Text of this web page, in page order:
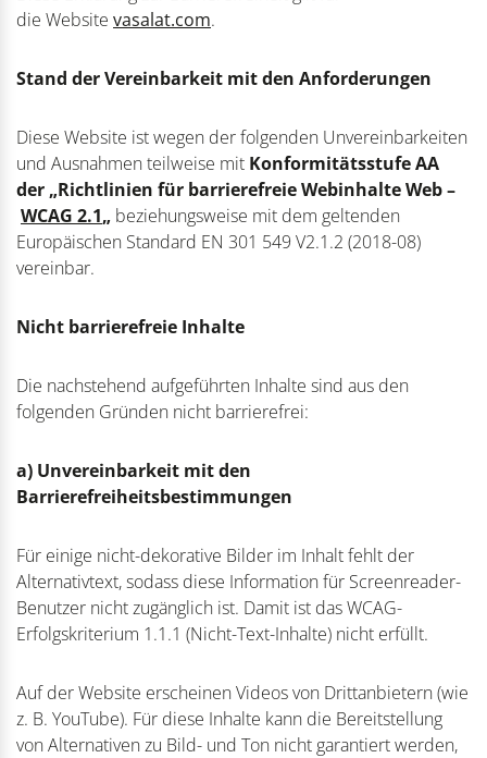
die Website vasalat.com.
Stand der Vereinbarkeit mit den Anforderungen
Diese Website ist wegen der folgenden Unvereinbarkeiten
und Ausnahmen teilweise mit Konformitätsstufe AA
der „Richtlinien für barrierefreie Webinhalte Web –
WCAG 2.1„ beziehungsweise mit dem geltenden
Europäischen Standard EN 301 549 V2.1.2 (2018-08)
vereinbar.
Nicht barrierefreie Inhalte
Die nachstehend aufgeführten Inhalte sind aus den
folgenden Gründen nicht barrierefrei:
a) Unvereinbarkeit mit den
Barrierefreiheitsbestimmungen
Für einige nicht-dekorative Bilder im Inhalt fehlt der
Alternativtext, sodass diese Information für Screenreader-
Benutzer nicht zugänglich ist. Damit ist das WCAG-
Erfolgskriterium 1.1.1 (Nicht-Text-Inhalte) nicht erfüllt.
Auf der Website erscheinen Videos von Drittanbietern (wie
z. B. YouTube). Für diese Inhalte kann die Bereitstellung
von Alternativen zu Bild- und Ton nicht garantiert werden,